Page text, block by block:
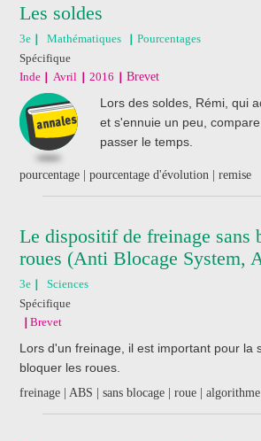
Les soldes
3e Mathématiques
Pourcentages
Spécifique
Inde
Avril 2016 Brevet
Lors des soldes, Rémi, qui
et s'ennuie un peu,
passer le temps.
pourcentage | pourcentage d'évolution | remise
Le dispositif de freinage sans
roues (Anti Blocage System,
3e
Sciences
Spécifique
Brevet
Lors d'un freinage, il est important pour la
bloquer les roues.
freinage | ABS | sans blocage | roue | algorithme